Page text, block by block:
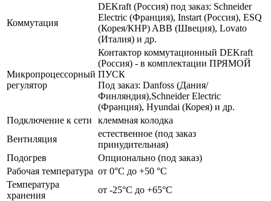
Коммутация
DEKraft (Россия) под заказ: Schneider
Electric (Франция), Instart (Россия), ESQ
(Корея/КНР) ABB (Швеция), Lovato
(Италия) и др.
Микропроцессорный
регулятор
Контактор коммутационный DEKraft
(Россия) - в комплектации ПРЯМОЙ
ПУСК
Под заказ: Danfoss (Дания/
Финляндия),Schneider Electric
(Франция), Hyundai (Корея) и др.
Подключение к сети
клеммная колодка
Вентиляция
естественное (под заказ
принудительная)
Подогрев
Опционально (под заказ)
Рабочая температура от 0°C до +50 °C
Температура
хранения
от -25°C до +65°C